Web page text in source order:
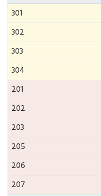
301
302
303
304
201
202
203
205
206
207